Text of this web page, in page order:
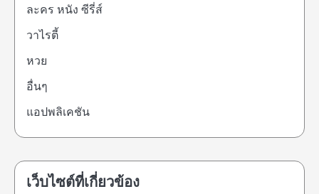
ละคร หนัง ซีรี่ส์
วาไรตี้
หวย
อื่นๆ
แอปพลิเคชัน
เว็บไซต์ที่เกี่ยวข้อง